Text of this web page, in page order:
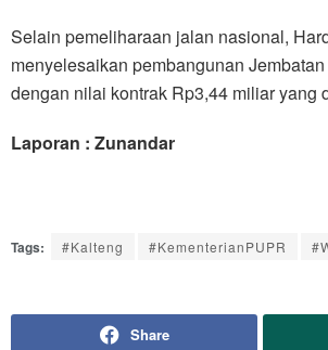
Selain pemeliharaan jalan nasional,
menyelesaikan pembangunan
dengan nilai kontrak Rp3,44 miliar yang
Laporan : Zunandar
Tags: #Kalteng #KementerianPUPR
Share